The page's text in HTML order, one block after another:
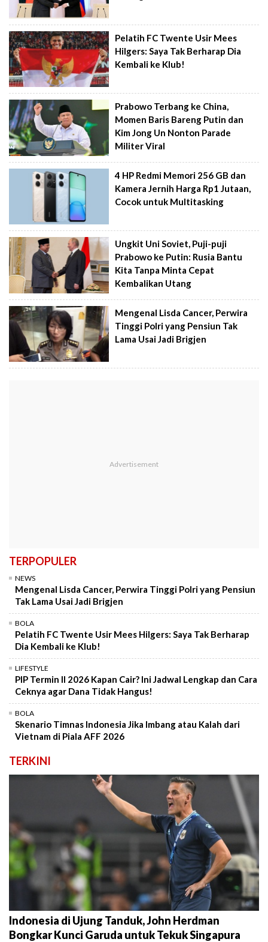
Pelatih FC Twente Usir Mees
Hilgers: Saya Tak Berharap Dia
Kembali ke Klub!
Prabowo Terbang ke China,
Momen Baris Bareng Putin dan
Kim Jong Un Nonton Parade
Militer Viral
4 HP Redmi Memori 256 GB dan
Kamera Jernih Harga Rp1 Jutaan,
Cocok untuk Multitasking
Ungkit Uni Soviet, Puji-puji
Prabowo ke Putin: Rusia Bantu
Kita Tanpa Minta Cepat
Kembalikan Utang
Mengenal Lisda Cancer, Perwira
Tinggi Polri yang Pensiun Tak
Lama Usai Jadi Brigjen
TERPOPULER
NEWS
Mengenal Lisda Cancer, Perwira Tinggi Polri yang Pensiun
Tak Lama Usai Jadi Brigjen
BOLA
Pelatih FC Twente Usir Mees Hilgers: Saya Tak Berharap
Dia Kembali ke Klub!
LIFESTYLE
PIP Termin II 2026 Kapan Cair? Ini Jadwal Lengkap dan Cara
Ceknya agar Dana Tidak Hangus!
BOLA
Skenario Timnas Indonesia Jika Imbang atau Kalah dari
Vietnam di Piala AFF 2026
TERKINI
Indonesia di Ujung Tanduk, John Herdman
Bongkar Kunci Garuda untuk Tekuk Singapura